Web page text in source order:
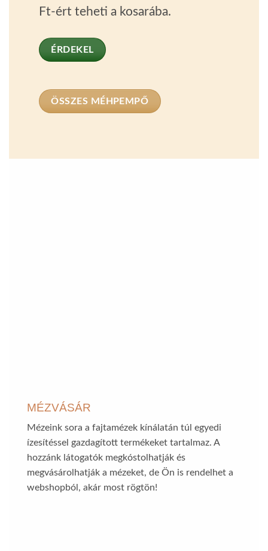
Ft-ért teheti a kosarába.
ÉRDEKEL
ÖSSZES MÉHPEMPŐ
MÉZVÁSÁR
Mézeink sora a fajtamézek kínálatán túl egyedi
ízesítéssel gazdagított termékeket tartalmaz. A
hozzánk látogatók megkóstolhatják és
megvásárolhatják a mézeket, de Ön is rendelhet a
webshopból, akár most rögtön!